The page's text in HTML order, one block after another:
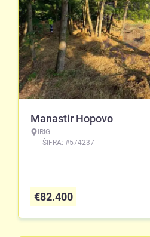
Manastir Hopovo
IRIG
ŠIFRA: #574237
€82.400